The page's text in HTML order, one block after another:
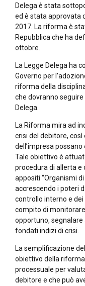
Delega è stata
ed è stata approvata
2017. La riforma è
Repubblica che ha
ottobre.
La Legge Delega ha
Governo per
riforma della
che dovranno
Delega.
La Riforma mira ad
crisi del debitore,
dell’impresa
Tale obiettivo è
procedura di allerta e
appositi “Organismi
accrescendo i poteri
controllo interno e dei
compito di
opportuno, segnalare
fondati indizi di crisi.
La semplificazione
obiettivo della
processuale per
debitore e che può